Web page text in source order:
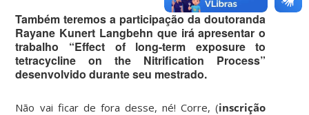
Também teremos a participação da doutoranda
Rayane Kunert Langbehn que irá apresentar o
trabalho “Effect of long-term exposure to
tetracycline on the Nitrification Process”
desenvolvido durante seu mestrado.
Não vai ficar de fora desse, né! Corre, (inscrição